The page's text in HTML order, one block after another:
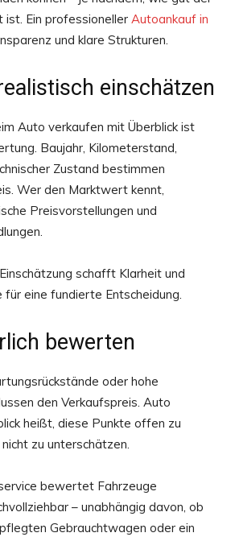
Ein professioneller Autoankauf in
und klare Strukturen.
einschätzen
Auto verkaufen mit Überblick ist
Baujahr, Kilometerstand,
Zustand bestimmen
Wer den Marktwert kennt,
Preisvorstellungen und
schafft Klarheit und
für eine fundierte Entscheidung.
bewerten
oder hohe
den Verkaufspreis. Auto
heißt, diese Punkte offen zu
zu unterschätzen.
bewertet Fahrzeuge
– unabhängig davon, ob
Gebrauchtwagen oder ein